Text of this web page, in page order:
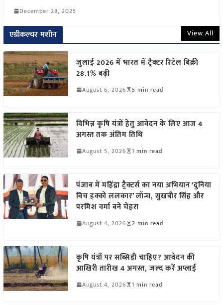
December 28, 2025
एग्रीकल्चर मशीन View All
जुलाई 2026 में भारत में ट्रैक्टर रिटेल बिक्री
28.1% बढ़ी
August 6, 2026 5 min read
विभिन्न कृषि यंत्रों हेतु आवेदन के लिए आज 4
अगस्त तक अंतिम तिथि
August 5, 2026 1 min read
पंजाब में महिंद्रा ट्रैक्टर्स का नया अभियान ‘दुनिया
विच इक्को ललकार’ लॉन्च, सुखबीर सिंह और
परमिश वर्मा बने चेहरा
August 4, 2026 2 min read
कृषि यंत्रों पर सब्सिडी चाहिए? आवेदन की
आखिरी तारीख 4 अगस्त, जल्द करें अप्लाई
August 4, 2026 1 min read